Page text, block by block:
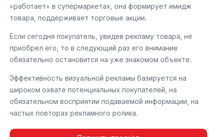
«работает» в супермаркетах, она формирует имидж
товара, поддерживает торговые акции.
Если сегодня покупатель, увидев рекламу товара, не
приобрел его, то в следующий раз его внимание
обязательно остановится на уже знакомом объекте.
Эффективность визуальной рекламы базируется на
широком охвате потенциальных покупателей, на
обязательном восприятии подаваемой информации, на
частых повторах рекламного ролика.